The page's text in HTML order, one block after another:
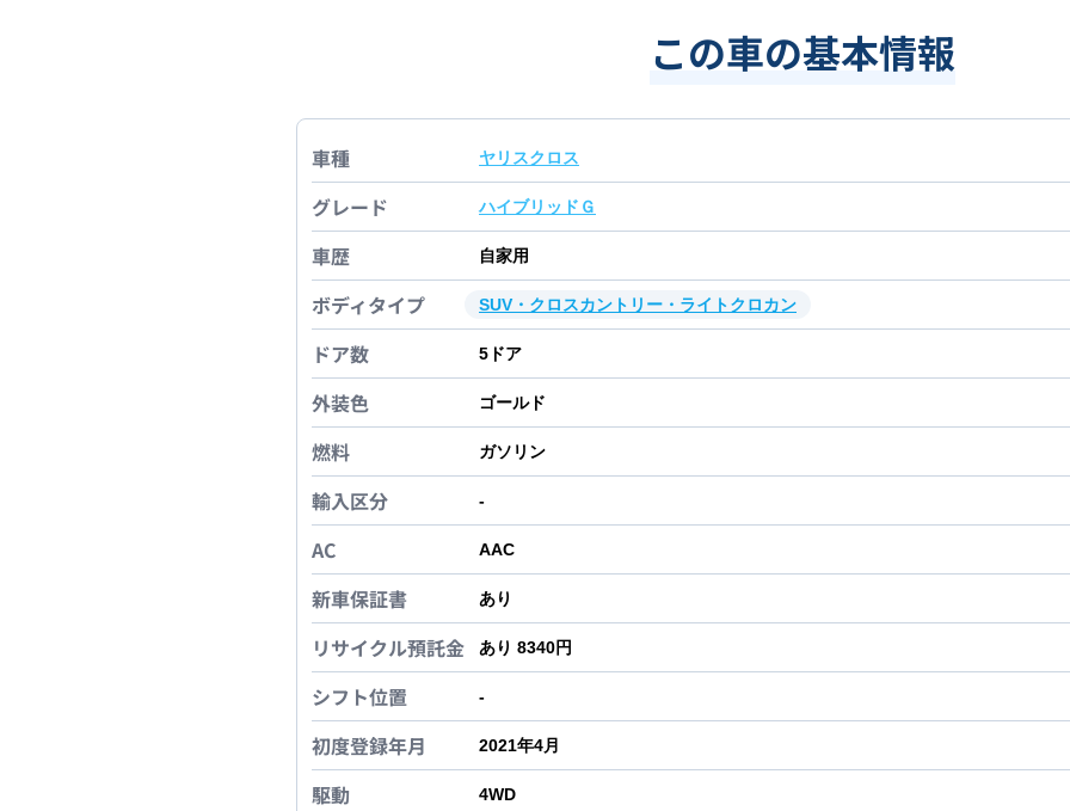
この車の基本情報
車種 ヤリスクロス
グレード ハイブリッドＧ
車歴 自家用
ボディタイプ SUV・クロスカントリー・ライトクロカン
ドア数 5 ドア
外装色 ゴールド
燃料 ガソリン
輸入区分 -
AC AAC
新車保証書 あり
リサイクル預託金 あり 8340円
シフト位置 -
初度登録年月 2021年4月
駆動 4WD